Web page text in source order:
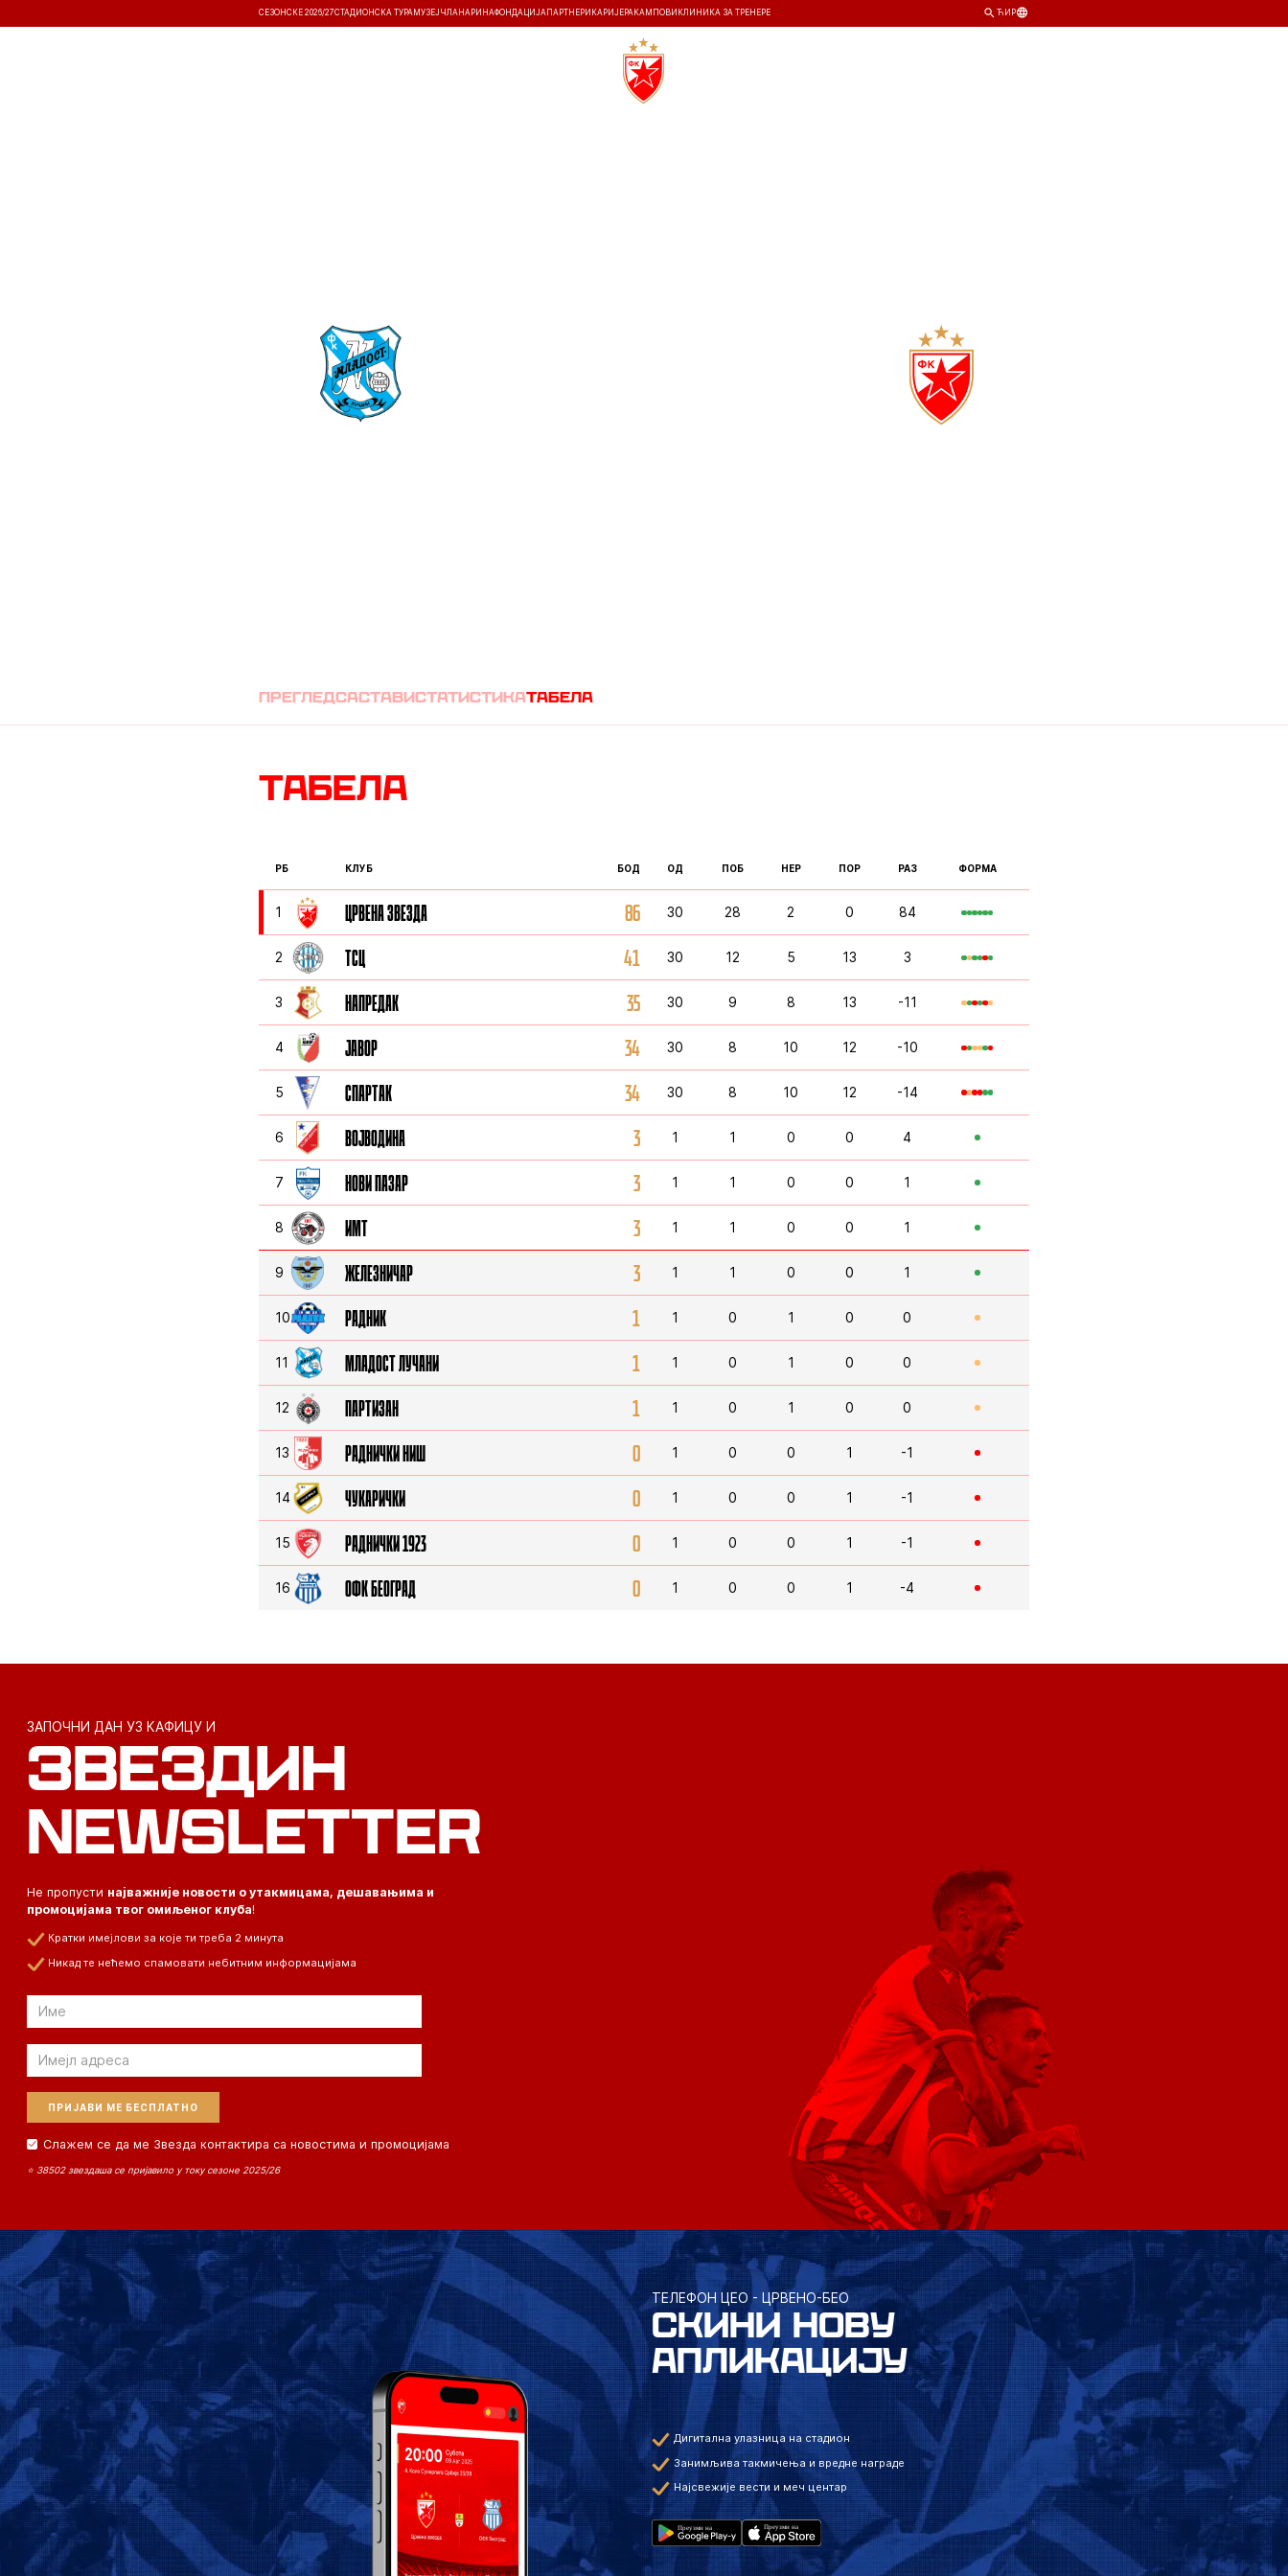
СЕЗОНСКЕ 2026/27СТАДИОНСКА ТУРА МУЗЕЈ ЧЛАНАРИНАФОНДАЦИЈА ПАРТНЕРИ КАРИЈЕРА КАМПОВИ КЛИНИКА ЗА ТРЕНЕРЕ ЋИР
прегледсаставистатистикатабела
Табела
РБ КЛУБ БОД ОД ПОБ НЕР ПОР РАЗ ФОРМА
1 ЦРВЕНА ЗВЕЗДА 86 30 28 2 0 84
2 ТСЦ 41 30 12 5 13 3
3 НАПРЕДАК 35 30 9 8 13 -11
4 ЈАВОР 34 30 8 10 12 -10
5 СПАРТАК 34 30 8 10 12 -14
6 ВОЈВОДИНА 3 1 1 0 0 4
7 НОВИ ПАЗАР 3 1 1 0 0 1
8 ИМТ 3 1 1 0 0 1
9 ЖЕЛЕЗНИЧАР 3 1 1 0 0 1
10 РАДНИК 1 1 0 1 0 0
11 МЛАДОСТ ЛУЧАНИ 1 1 0 1 0 0
12 ПАРТИЗАН 1 1 0 1 0 0
13 РАДНИЧКИ НИШ 0 1 0 0 1 -1
14 ЧУКАРИЧКИ 0 1 0 0 1 -1
15 РАДНИЧКИ 1923 0 1 0 0 1 -1
16 ОФК БЕОГРАД 0 1 0 0 1 -4
ЗАПОЧНИ ДАН УЗ КАФИЦУ И
ЗВЕЗДИН
NEWSLETTER
Не пропусти најважније новости о утакмицама, дешавањима и
промоцијама твог омиљеног клуба!
Кратки имејлови за које ти треба 2 минута
Никад те нећемо спамовати небитним информацијама
Email
Email
Слажем се да ме Звезда контактира са новостима и промоцијама
⭐ 38502 звездаша се пријавило у току сезоне 2025/26
ТЕЛЕФОН ЦЕО - ЦРВЕНО-БЕО
СКИНИ НОВУ
АПЛИКАЦИЈУ
Дигитална улазница на стадион
Занимљива такмичења и вредне награде
Најсвежије вести и меч центар